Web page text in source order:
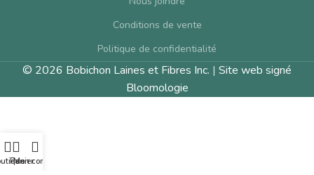
Conditions de vente
Politique de confidentialité
© 2026 Bobichon Laines et Fibres Inc. | Site web signé
Bloomologie
Panier
Mon compte